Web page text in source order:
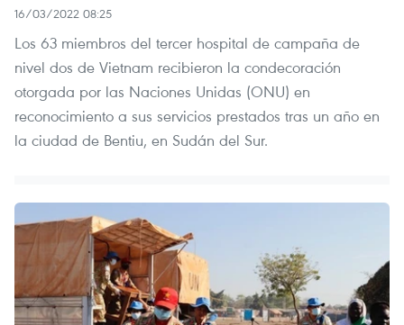
16/03/2022 08:25
Los 63 miembros del tercer hospital de campaña de
nivel dos de Vietnam recibieron la condecoración
otorgada por las Naciones Unidas (ONU) en
reconocimiento a sus servicios prestados tras un año en
la ciudad de Bentiu, en Sudán del Sur.